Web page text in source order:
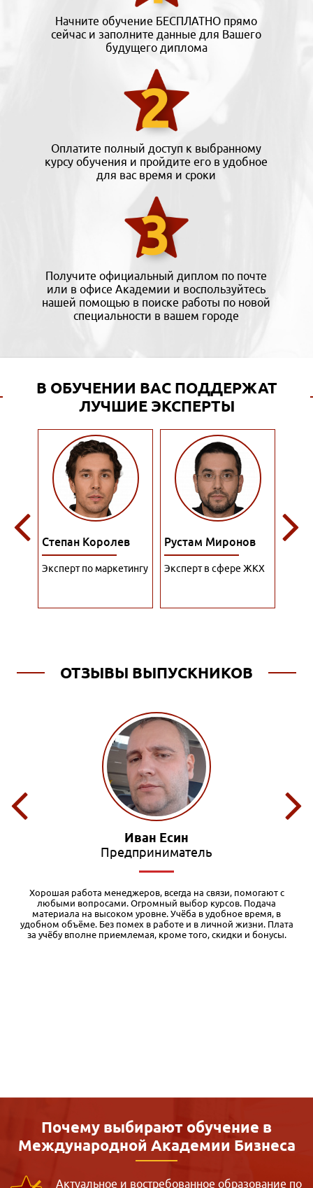
Начните обучение БЕСПЛАТНО прямо
сейчас и заполните данные для Вашего
будущего диплома
Оплатите полный доступ к выбранному
курсу обучения и пройдите его в удобное
для вас время и сроки
Получите официальный диплом по почте
или в офисе Академии и воспользуйтесь
нашей помощью в поиске работы по новой
специальности в вашем городе
В ОБУЧЕНИИ ВАС ПОДДЕРЖАТ
ЛУЧШИЕ ЭКСПЕРТЫ
Степан Королев
Эксперт по маркетингу
Рустам Миронов
Эксперт в сфере ЖКХ
ОТЗЫВЫ ВЫПУСКНИКОВ
Иван Есин
Предприниматель
Хорошая работа менеджеров, всегда на связи, помогают с
любыми вопросами. Огромный выбор курсов. Подача
материала на высоком уровне. Учёба в удобное время, в
удобном объёме. Без помех в работе и в личной жизни. Плата
за учёбу вполне приемлемая, кроме того, скидки и бонусы.
Почему выбирают обучение в
Международной Академии Бизнеса
Актуальное и востребованное образование по